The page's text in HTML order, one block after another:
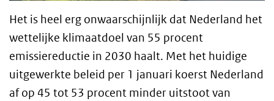
Het is heel erg onwaarschijnlijk dat Nederland het
wettelijke klimaatdoel van 55 procent
emissiereductie in 2030 haalt. Met het huidige
uitgewerkte beleid per 1 januari koerst Nederland
af op 45 tot 53 procent minder uitstoot van